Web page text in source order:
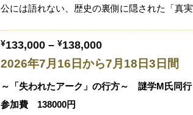
公には語れない、歴史の裏側に隠された「真
¥133,000 – ¥138,000
2026年7月16日から7月18日3日間
～「失われたアーク」の行方～ 謎学M氏同行
参加費 138000円